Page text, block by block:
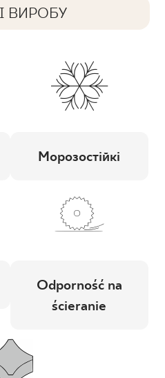
ВИРОБУ
Морозостійкі
Odporność na
ścieranie